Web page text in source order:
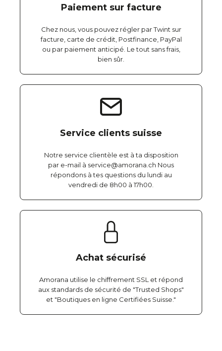
Paiement sur facture
Chez nous, vous pouvez régler par Twint sur
facture, carte de crédit, Postfinance, PayPal
ou par paiement anticipé. Le tout sans frais,
bien sûr.
Service clients suisse
Notre service clientèle est à ta disposition
par e-mail à service@amorana.ch Nous
répondons à tes questions du lundi au
vendredi de 8h00 à 17h00.
Achat sécurisé
Amorana utilise le chiffrement SSL et répond
aux standards de sécurité de "Trusted Shops"
et "Boutiques en ligne Certifiées Suisse."